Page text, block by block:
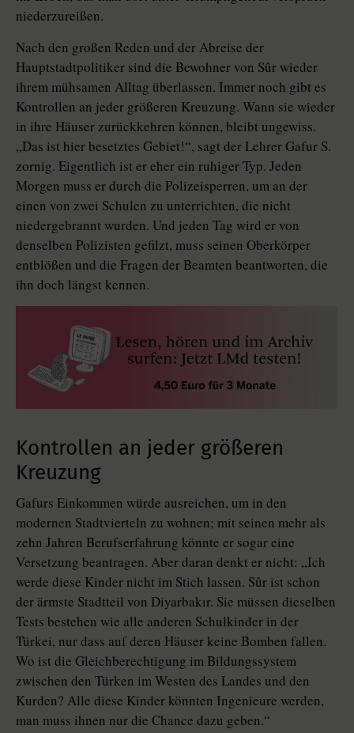
niederzureißen.
Nach den großen Reden und der Abreise der
Hauptstadtpolitiker sind die Bewohner von Sûr wieder
ihrem mühsamen Alltag überlassen. Immer noch gibt es
Kontrollen an jeder größeren Kreuzung. Wann sie wieder
in ihre Häuser zurückkehren können, bleibt ungewiss.
„Das ist hier besetztes Gebiet!“, sagt der Lehrer Gafur S.
zornig. Eigentlich ist er eher ein ruhiger Typ. Jeden
Morgen muss er durch die Polizeisperren, um an der
einen von zwei Schulen zu unterrichten, die nicht
niedergebrannt wurden. Und jeden Tag wird er von
denselben Polizisten gefilzt, muss seinen Oberkörper
entblößen und die Fragen der Beamten beantworten, die
ihn doch längst kennen.
Kontrollen an jeder größeren
Kreuzung
Gafurs Einkommen würde ausreichen, um in den
modernen Stadtvierteln zu wohnen; mit seinen mehr als
zehn Jahren Berufserfahrung könnte er sogar eine
Versetzung beantragen. Aber daran denkt er nicht: „Ich
werde diese Kinder nicht im Stich lassen. Sûr ist schon
der ärmste Stadtteil von Diyarbakır. Sie müssen dieselben
Tests bestehen wie alle anderen Schulkinder in der
Türkei, nur dass auf deren Häuser keine Bomben fallen.
Wo ist die Gleichberechtigung im Bildungssystem
zwischen den Türken im Westen des Landes und den
Kurden? Alle diese Kinder könnten Ingenieure werden,
man muss ihnen nur die Chance dazu geben.“